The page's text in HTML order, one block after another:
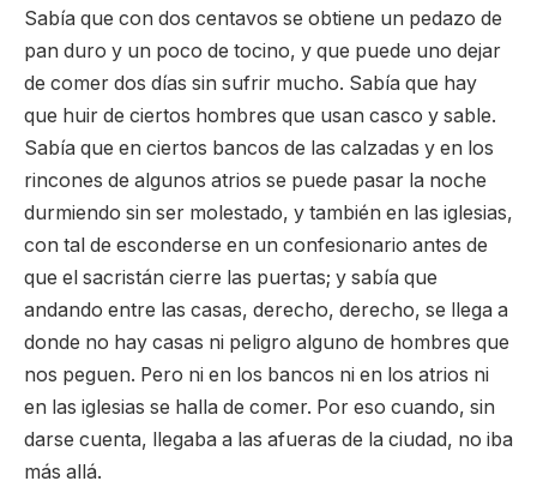
Sabía que con dos centavos se obtiene un pedazo de
pan duro y un poco de tocino, y que puede uno dejar
de comer dos días sin sufrir mucho. Sabía que hay
que huir de ciertos hombres que usan casco y sable.
Sabía que en ciertos bancos de las calzadas y en los
rincones de algunos atrios se puede pasar la noche
durmiendo sin ser molestado, y también en las iglesias,
con tal de esconderse en un confesionario antes de
que el sacristán cierre las puertas; y sabía que
andando entre las casas, derecho, derecho, se llega a
donde no hay casas ni peligro alguno de hombres que
nos peguen. Pero ni en los bancos ni en los atrios ni
en las iglesias se halla de comer. Por eso cuando, sin
darse cuenta, llegaba a las afueras de la ciudad, no iba
más allá.